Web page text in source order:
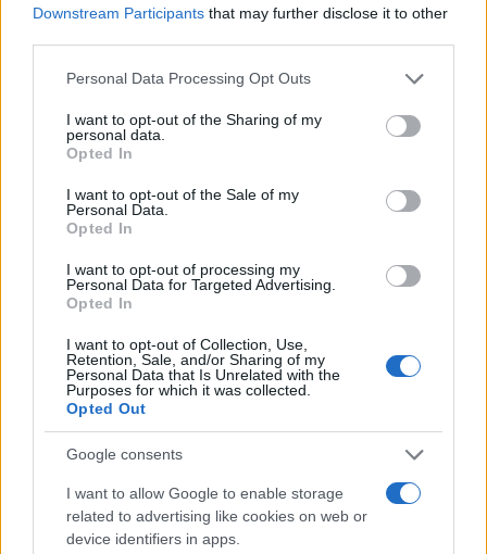
Downstream Participants that may further disclose it to other
Please note that this website/app uses one or more Google
not limited to your visit or usage behaviour. You may click to
grant or deny consent to Google and its third-party tags to
use your data for below specified purposes in below Google
consent section.
Personal Data Processing Opt Outs
I want to opt-out of the Sharing of my
personal data.
Opted In
I want to opt-out of the Sale of my
Personal Data.
Opted In
I want to opt-out of processing my
Personal Data for Targeted Advertising.
Opted In
I want to opt-out of Collection, Use,
Retention, Sale, and/or Sharing of my
Personal Data that Is Unrelated with the
Purposes for which it was collected.
Opted Out
Google consents
I want to allow Google to enable storage
related to advertising like cookies on web or
device identifiers in apps.
Elachem Vigevano ingaggia Isaiah Brickner: la prima
esperienza europea del giovane talento
BASKET
Dole Basket Rimini: l’arrivo di Simone De Gregori, un
colpo a chilometro zero